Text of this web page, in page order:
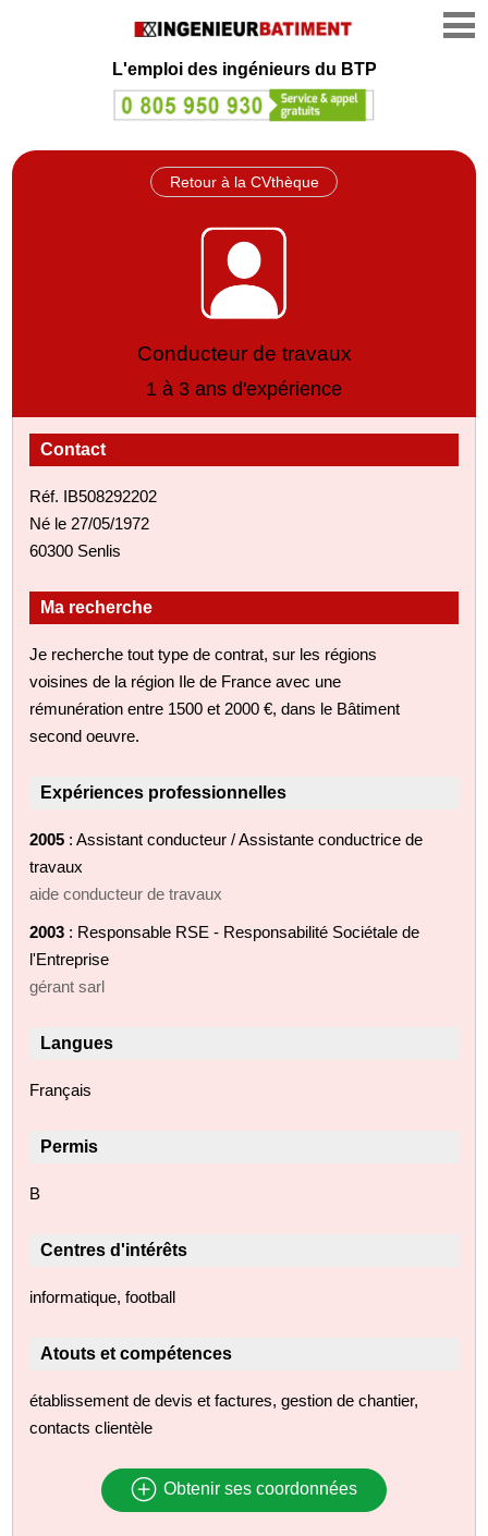
L'emploi des ingénieurs du BTP
Retour à la CVthèque
Conducteur de travaux
1 à 3 ans d'expérience
Contact
Réf. IB508292202
Né le 27/05/1972
60300 Senlis
Ma recherche
Je recherche tout type de contrat, sur les régions
voisines de la région Ile de France avec une
rémunération entre 1500 et 2000 €, dans le Bâtiment
second oeuvre.
Expériences professionnelles
2005 : Assistant conducteur / Assistante conductrice de
travaux
aide conducteur de travaux
2003 : Responsable RSE - Responsabilité Sociétale de
l'Entreprise
gérant sarl
Langues
Français
Permis
B
Centres d'intérêts
informatique, football
Atouts et compétences
établissement de devis et factures, gestion de chantier,
contacts clientèle
Obtenir ses coordonnées